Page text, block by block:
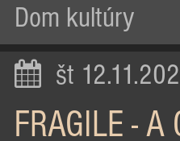
Dom kultúry
št
FRAGILE - A